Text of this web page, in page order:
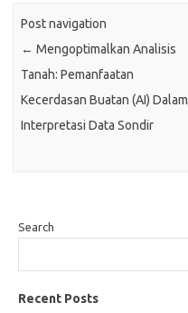
Post navigation
← Mengoptimalkan Analisis
Tanah: Pemanfaatan
Kecerdasan Buatan (AI) Dalam
Interpretasi Data Sondir
Search
Recent Posts